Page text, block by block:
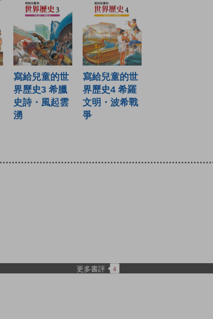
寫給兒童的世
界歷史3 希臘
史詩・風起雲
湧
寫給兒童的世
界歷史4 希羅
文明・波希戰
爭
更多書評 4